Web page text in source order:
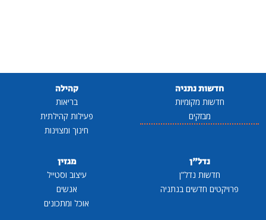
חדשות נתניה
חדשות מקומיות
מבזקים
קהילה
בריאות
פעילות קהילתית
חינוך ומצוינות
נדל"ן
חדשות נדל"ן
פרויקטים חדשים בנתניה
מגזין
עיצוב וסטייל
אנשים
אוכל ומתכונים